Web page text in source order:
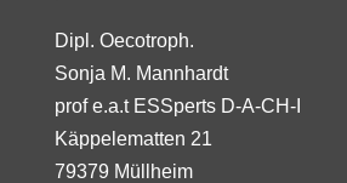
Dipl. Oecotroph.
Sonja M. Mannhardt
prof e.a.t ESSperts D-A-CH-I
Käppelematten 21
79379 Müllheim